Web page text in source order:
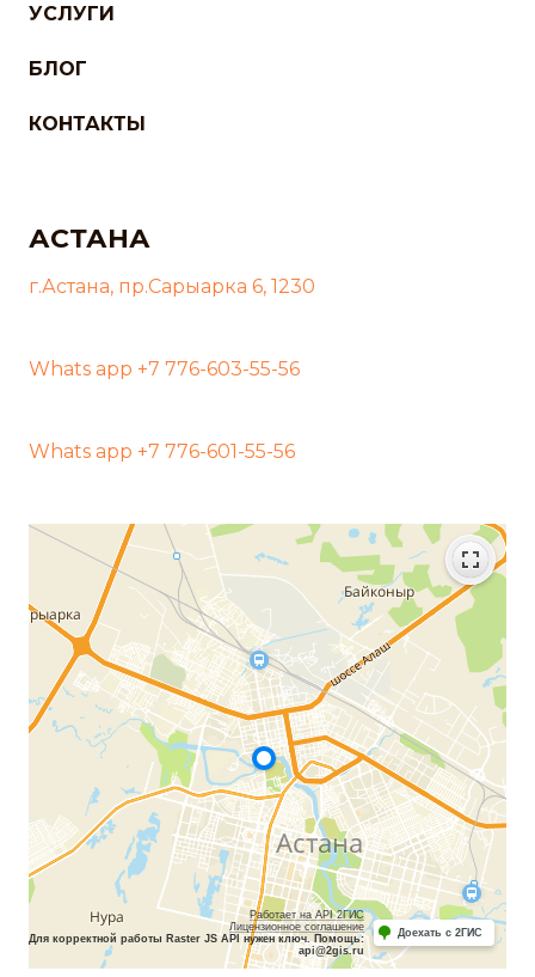
УСЛУГИ
БЛОГ
КОНТАКТЫ
АСТАНА
г.Астана, пр.Сарыарка 6, 1230
Whats app +7 776-603-55-56
Whats app +7 776-601-55-56